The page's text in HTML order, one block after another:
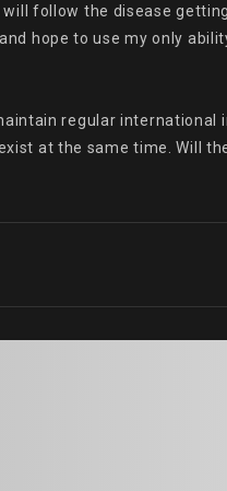
follow the disease
hope to use my only
regular international
at the same time. Will